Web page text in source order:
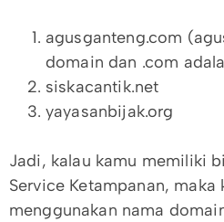
agusganteng.com
domain dan .com
siskacantik.net
yayasanbijak.org
Jadi, kalau kamu memiliki
Service Ketampanan, maka
menggunakan nama